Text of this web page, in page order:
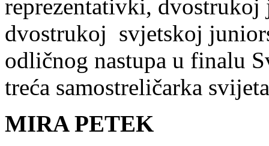
reprezentativki,
dvostrukoj svjetskoj
odličnog nastupa u finalu
treća samostreličarka
MIRA PETEK